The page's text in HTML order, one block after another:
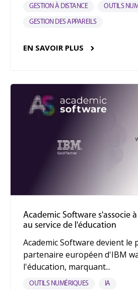
GESTION À DISTANCE OUTILS
GESTION DES APPAREILS
EN SAVOIR PLUS
Academic Software s'associe
au service de l'éducation
Academic Software devient le
partenaire européen d'IBM
l'éducation, marquant...
OUTILS NUMÉRIQUES IA